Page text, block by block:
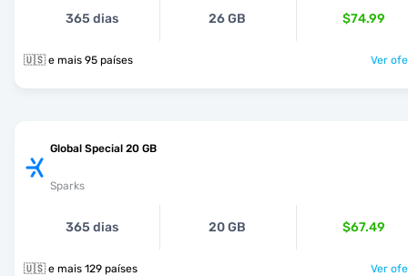
365 dias 26 GB $74.99
🇺🇸 e mais 95 países Ver
Global Special 20 GB
Sparks
365 dias 20 GB $67.49
🇺🇸 e mais 129 países Ver